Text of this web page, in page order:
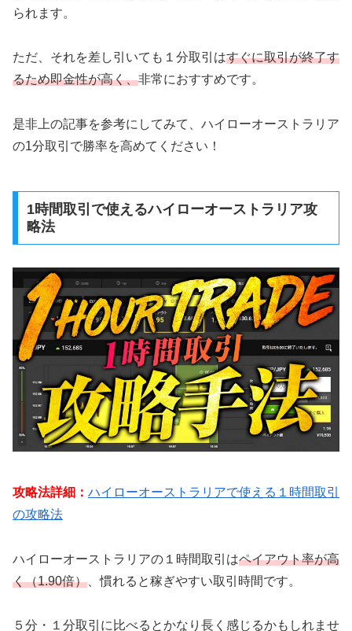
られます。
ただ、それを差し引いても１分取引はすぐに取引が終了す
るため即金性が高く、非常におすすめです。
是非上の記事を参考にしてみて、ハイローオーストラリア
の1分取引で勝率を高めてください！
1時間取引で使えるハイローオーストラリア攻
略法
攻略法詳細： ハイローオーストラリアで使える１時間取引
の攻略法
ハイローオーストラリアの１時間取引はペイアウト率が高
く（1.90倍） 、慣れると稼ぎやすい取引時間です。
５分・１分取引に比べるとかなり長く感じるかもしれませ